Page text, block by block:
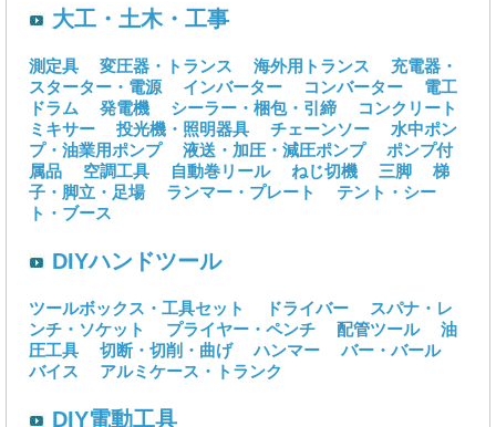
大工・土木・工事
測定具 変圧器・トランス 海外用トランス
充電器・
スターター・電源
インバーター コンバーター
電工
ドラム
発電機 シーラー・梱包・引締
コンクリート
ミキサー
投光機・照明器具 チェーンソー
水中ポン
プ・油業用ポンプ
液送・加圧・減圧ポンプ
ポンプ付
属品
空調工具 自動巻リール ねじ切機 三脚
梯
子・脚立・足場
ランマー・プレート
テント・シー
ト・ブース
DIYハンドツール
ツールボックス・工具セット ドライバー
スパナ・レ
ンチ・ソケット
プライヤー・ペンチ 配管ツール
油
圧工具
切断・切削・曲げ ハンマー
バー・バール
バイス
アルミケース・トランク
DIY電動工具